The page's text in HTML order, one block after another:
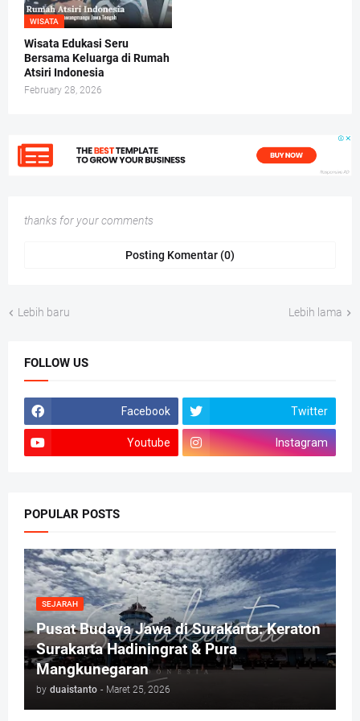
WISATA
Wisata Edukasi Seru
Bersama Keluarga di Rumah
Atsiri Indonesia
February 28, 2026
thanks for your comments
Posting Komentar (0)
Lebih baru Lebih lama
FOLLOW US
Facebook Twitter
Youtube Instagram
POPULAR POSTS
SEJARAH
Pusat Budaya Jawa di Surakarta: Keraton
Surakarta Hadiningrat & Pura
Mangkunegaran
by duaistanto - Maret 25, 2026